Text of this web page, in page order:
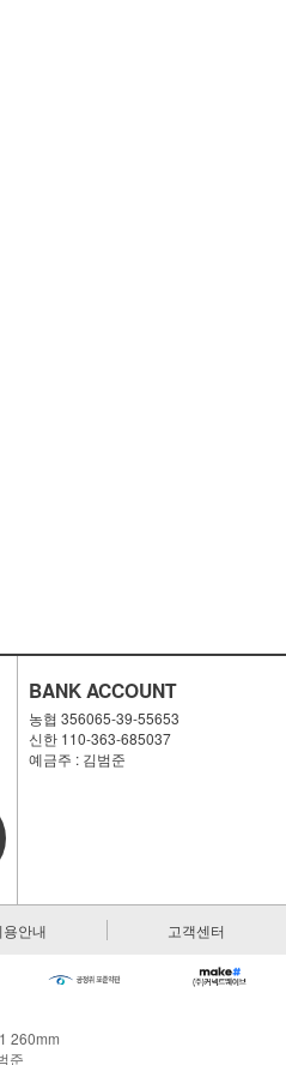
BANK ACCOUNT
농협 356065-39-55653
신한 110-363-685037
예금주 : 김범준
용안내 고객센터
260mm
준